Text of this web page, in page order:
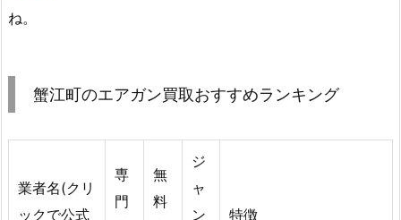
ね。
蟹江町のエアガン買取おすすめランキング
業者名(クリ
ックで公式
専
門
無
料
ジ
ャ
ン
特徴